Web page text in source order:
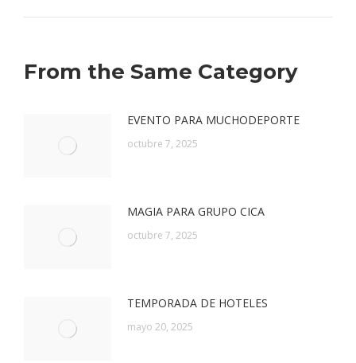
From the Same Category
EVENTO PARA MUCHODEPORTE
octubre 7, 2025
MAGIA PARA GRUPO CICA
octubre 7, 2025
TEMPORADA DE HOTELES
mayo 20, 2025